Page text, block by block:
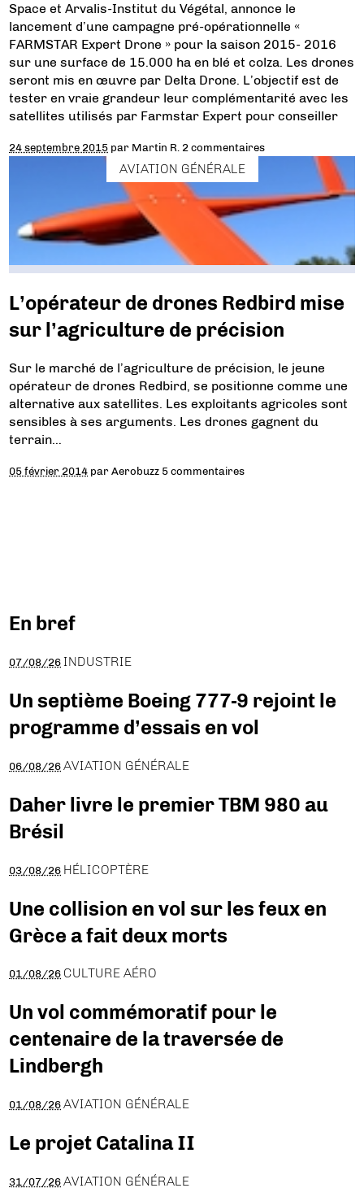
Space et Arvalis-Institut du Végétal, annonce le
lancement d’une campagne pré-opérationnelle «
FARMSTAR Expert Drone » pour la saison 2015- 2016
sur une surface de 15.000 ha en blé et colza. Les drones
seront mis en œuvre par Delta Drone. L’objectif est de
tester en vraie grandeur leur complémentarité avec les
satellites utilisés par Farmstar Expert pour conseiller
24 septembre 2015 par Martin R. 2 commentaires
AVIATION GÉNÉRALE
L’opérateur de drones Redbird mise
sur l’agriculture de précision
Sur le marché de l’agriculture de précision, le jeune
opérateur de drones Redbird, se positionne comme une
alternative aux satellites. Les exploitants agricoles sont
sensibles à ses arguments. Les drones gagnent du
terrain…
05 février 2014 parAerobuzz 5 commentaires
En bref
07/08/26 INDUSTRIE
Un septième Boeing 777-9 rejoint le
programme d’essais en vol
06/08/26 AVIATION GÉNÉRALE
Daher livre le premier TBM 980 au
Brésil
03/08/26 HÉLICOPTÈRE
Une collision en vol sur les feux en
Grèce a fait deux morts
01/08/26 CULTURE AÉRO
Un vol commémoratif pour le
centenaire de la traversée de
Lindbergh
01/08/26 AVIATION GÉNÉRALE
Le projet Catalina II
31/07/26 AVIATION GÉNÉRALE